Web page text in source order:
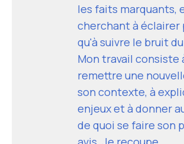
les faits marquants,
cherchant à
qu'à suivre le bruit
Mon travail consiste
remettre une
son contexte, à
enjeux et à donner
de quoi se faire son